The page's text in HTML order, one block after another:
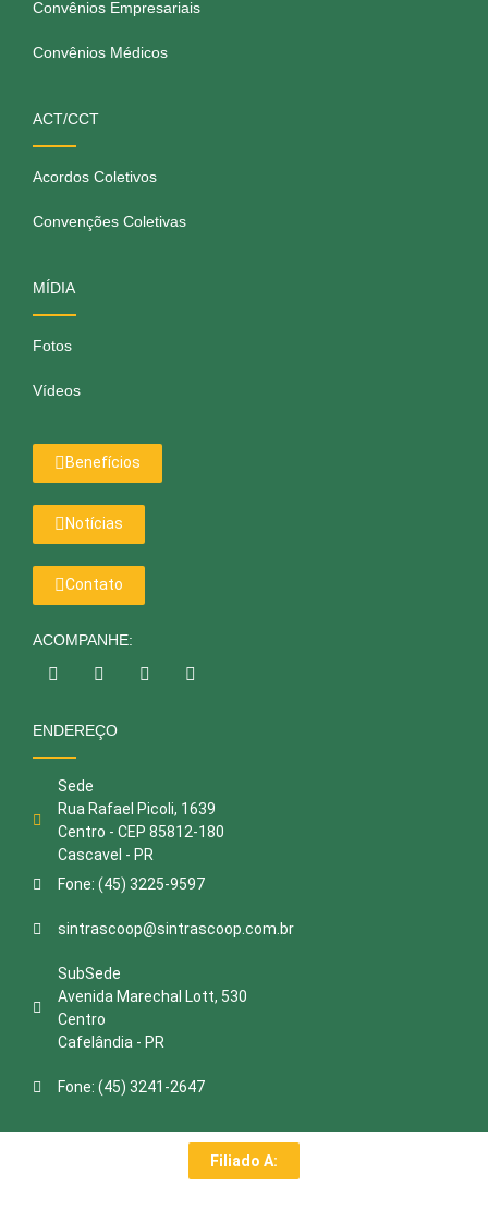
Convênios Empresariais
Convênios Médicos
ACT/CCT
Acordos Coletivos
Convenções Coletivas
MÍDIA
Fotos
Vídeos
Benefícios
Notícias
Contato
ACOMPANHE:
ENDEREÇO
Sede
Rua Rafael Picoli, 1639
Centro - CEP 85812-180
Cascavel - PR
Fone: (45) 3225-9597
sintrascoop@sintrascoop.com.br
SubSede
Avenida Marechal Lott, 530
Centro
Cafelândia - PR
Fone: (45) 3241-2647
Filiado A: